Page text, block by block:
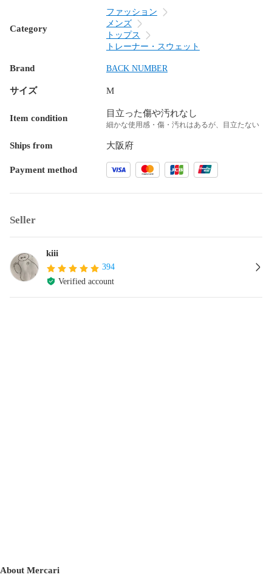
Category
ファッション
メンズ
トップス
トレーナー・スウェット
Brand BACK NUMBER
サイズ M
Item condition 目立った傷や汚れなし
細かな使用感・傷・汚れはあるが、目立たない
Ships from 大阪府
Payment method
Seller
kiii
394
Verified account
About Mercari